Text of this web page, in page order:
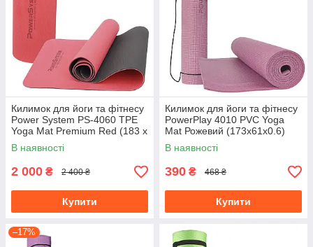
Килимок для йоги та фітнесу
Power System PS-4060 TPE
Yoga Mat Premium Red (183 х
61 х 0.6)
В наявності
2 000 ₴ 2 400 ₴
Купити
Килимок для йоги та фітнесу
PowerPlay 4010 PVC Yoga
Mat Рожевий (173x61x0.6)
В наявності
390 ₴ 468 ₴
Купити
–17%